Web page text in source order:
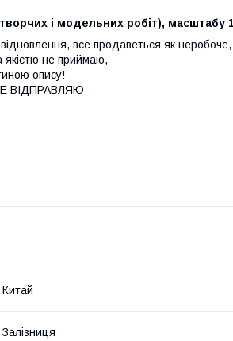
і модельних робіт), масштабу
все продаветься як неробоче,
якістю не приймаю,
опису!
ВІДПРАВЛЯЮ
Китай
Залізниця